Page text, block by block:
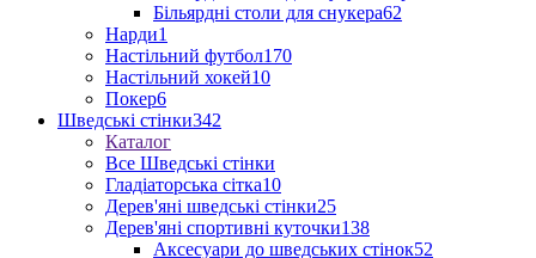
Більярдні столи для снукера62
Нарди1
Настільний футбол170
Настільний хокей10
Покер6
Шведські стінки342
Каталог
Все Шведські стінки
Гладіаторська сітка10
Дерев'яні шведські стінки25
Дерев'яні спортивні куточки138
Аксесуари до шведських стінок52